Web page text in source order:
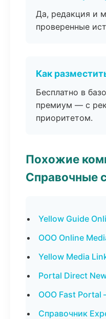
Да, редакция и
проверенные
Как
Бесплатно в
премиум — с
приоритетом.
Похожие
Справочные
Yellow Guide
ООО Online
Yellow Media
Portal Direct
ООО Fast Portal
Справочник